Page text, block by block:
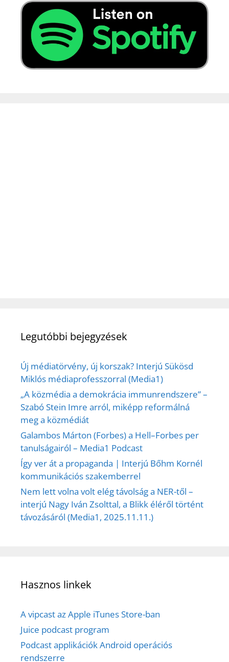
Legutóbbi bejegyzések
Új médiatörvény, új korszak? Interjú Sükösd
Miklós médiaprofesszorral (Media1)
„A közmédia a demokrácia immunrendszere” –
Szabó Stein Imre arról, miképp reformálná
meg a közmédiát
Galambos Márton (Forbes) a Hell–Forbes per
tanulságairól – Media1 Podcast
Így ver át a propaganda | Interjú Bőhm Kornél
kommunikációs szakemberrel
Nem lett volna volt elég távolság a NER-től –
interjú Nagy Iván Zsolttal, a Blikk éléről történt
távozásáról (Media1, 2025.11.11.)
Hasznos linkek
A vipcast az Apple iTunes Store-ban
Juice podcast program
Podcast applikációk Android operációs
rendszerre